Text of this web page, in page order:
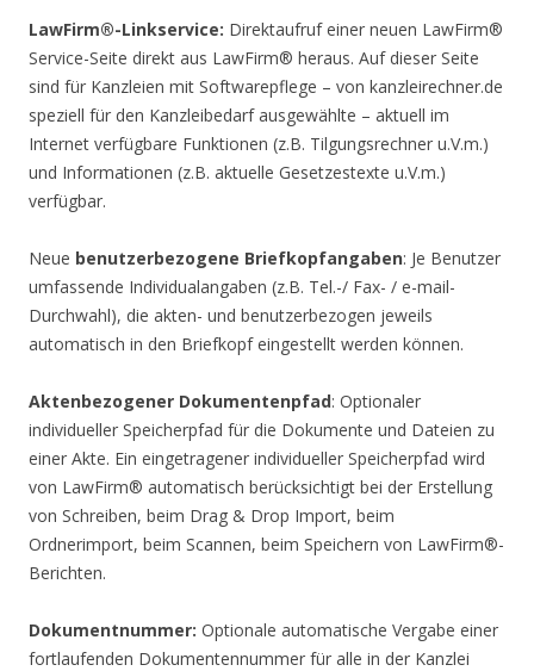
LawFirm®-Linkservice: Direktaufruf einer neuen LawFirm®
Service-Seite direkt aus LawFirm® heraus. Auf dieser Seite
sind für Kanzleien mit Softwarepflege – von kanzleirechner.de
speziell für den Kanzleibedarf ausgewählte – aktuell im
Internet verfügbare Funktionen (z.B. Tilgungsrechner u.V.m.)
und Informationen (z.B. aktuelle Gesetzestexte u.V.m.)
verfügbar.
Neue benutzerbezogene Briefkopfangaben: Je Benutzer
umfassende Individualangaben (z.B. Tel.-/ Fax- / e-mail-
Durchwahl), die akten- und benutzerbezogen jeweils
automatisch in den Briefkopf eingestellt werden können.
Aktenbezogener Dokumentenpfad: Optionaler
individueller Speicherpfad für die Dokumente und Dateien zu
einer Akte. Ein eingetragener individueller Speicherpfad wird
von LawFirm® automatisch berücksichtigt bei der Erstellung
von Schreiben, beim Drag & Drop Import, beim
Ordnerimport, beim Scannen, beim Speichern von LawFirm®-
Berichten.
Dokumentnummer: Optionale automatische Vergabe einer
fortlaufenden Dokumentennummer für alle in der Kanzlei